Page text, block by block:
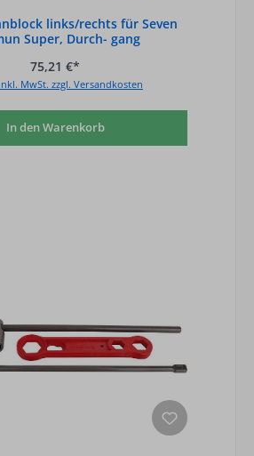
links/rechts für Seven
Super, Durch- gang
75,21 €*
MwSt. zzgl. Versandkosten
In den Warenkorb